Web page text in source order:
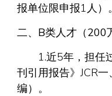
报单位限申报1人）。
二、B类人才（200
1.近5年，担任过
刊引用报告》JCR
编）。